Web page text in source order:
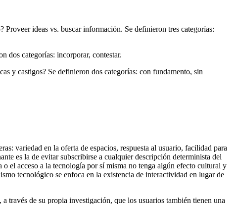
ideas vs. buscar información. Se definieron tres categorías:
dos categorías: incorporar, contestar.
y castigos? Se definieron dos categorías: con fundamento, sin
variedad en la oferta de espacios, respuesta al usuario, facilidad para
es la de evitar subscribirse a cualquier descripción determinista del
el acceso a la tecnología por sí misma no tenga algún efecto cultural y
tecnológico se enfoca en la existencia de interactividad en lugar de
través de su propia investigación, que los usuarios también tienen una